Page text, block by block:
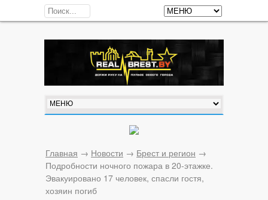
Главная → Новости → Брест и регион →
Подробности ночного пожара в 20-этажке.
Эвакуировано 17 человек, спасли гостя,
хозяин погиб